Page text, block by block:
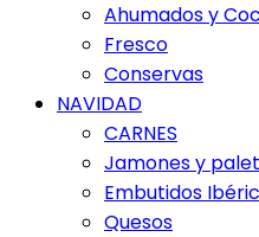
Ahumados y
Fresco
Conservas
NAVIDAD
CARNES
Jamones y
Embutidos
Quesos